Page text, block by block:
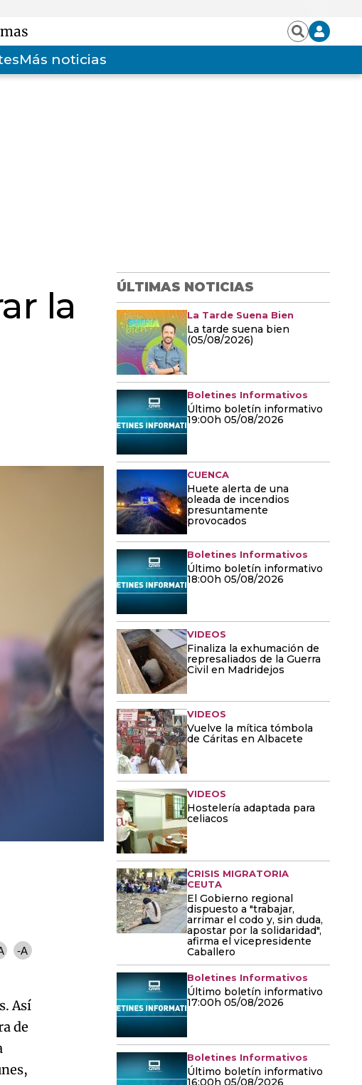
BuscarIniciar
sesión
Más noticias
la
-A
Así
de
ÚLTIMAS NOTICIAS
La Tarde Suena Bien
La tarde suena bien
(05/08/2026)
Boletines Informativos
Último boletín informativo
19:00h 05/08/2026
CUENCA
Huete alerta de una
oleada de incendios
presuntamente
provocados
Boletines Informativos
Último boletín informativo
18:00h 05/08/2026
VIDEOS
Finaliza la exhumación de
represaliados de la Guerra
Civil en Madridejos
VIDEOS
Vuelve la mítica tómbola
de Cáritas en Albacete
VIDEOS
Hostelería adaptada para
celiacos
CRISIS MIGRATORIA
CEUTA
El Gobierno regional
dispuesto a "trabajar,
arrimar el codo y, sin duda,
apostar por la solidaridad",
afirma el vicepresidente
Caballero
Boletines Informativos
Último boletín informativo
17:00h 05/08/2026
Boletines Informativos
Último boletín informativo
16:00h 05/08/2026